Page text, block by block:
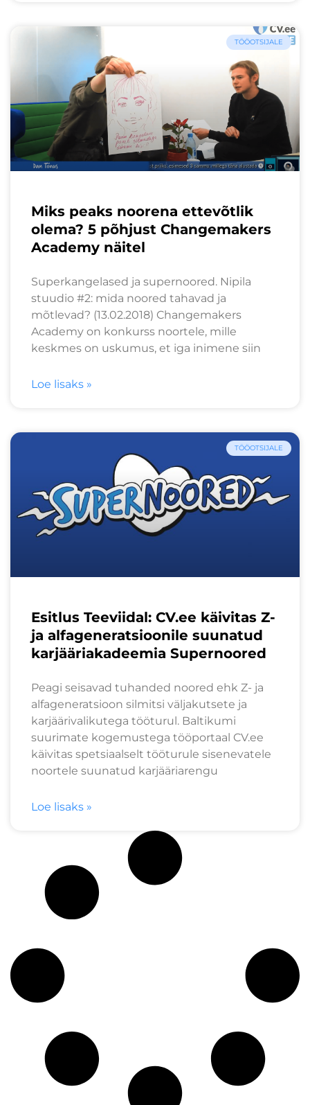
TÖÖOTSIJALE
Miks peaks noorena ettevõtlik
olema? 5 põhjust Changemakers
Academy näitel
Superkangelased ja supernoored. Nipila
stuudio #2: mida noored tahavad ja
mõtlevad? (13.02.2018) Changemakers
Academy on konkurss noortele, mille
keskmes on uskumus, et iga inimene siin
Loe lisaks »
TÖÖOTSIJALE
Esitlus Teeviidal: CV.ee käivitas Z-
ja alfageneratsioonile suunatud
karjääriakadeemia Supernoored
Peagi seisavad tuhanded noored ehk Z- ja
alfageneratsioon silmitsi väljakutsete ja
karjäärivalikutega tööturul. Baltikumi
suurimate kogemustega tööportaal CV.ee
käivitas spetsiaalselt tööturule sisenevatele
noortele suunatud karjääriarengu
Loe lisaks »